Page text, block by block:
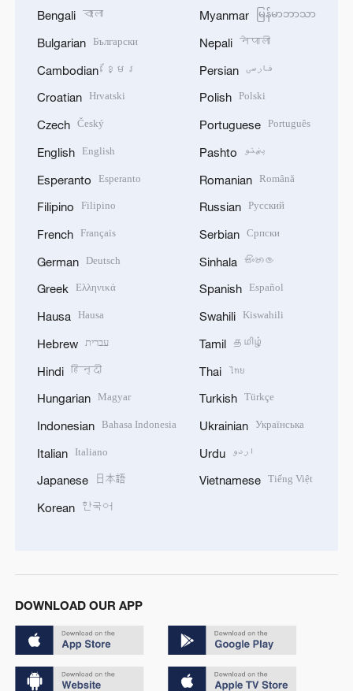
Bengali বাংলা
Bulgarian Български
Cambodian ខ្មែរ
Croatian Hrvatski
Czech Český
English English
Esperanto Esperanto
Filipino Filipino
French Français
German Deutsch
Greek Ελληνικά
Hausa Hausa
Hebrew עברית
Hindi हिन्दी
Hungarian Magyar
Indonesian Bahasa Indonesia
Italian Italiano
Japanese 日本語
Korean 한국어
Myanmar မြန်မာဘာသာ
Nepali नेपाली
Persian فارسی
Polish Polski
Portuguese Português
Pashto پښتو
Romanian Română
Russian Русский
Serbian Српски
Sinhala සිංහල
Spanish Español
Swahili Kiswahili
Tamil தமிழ்
Thai ไทย
Turkish Türkçe
Ukrainian Українська
Urdu اردو
Vietnamese Tiếng Việt
DOWNLOAD OUR APP